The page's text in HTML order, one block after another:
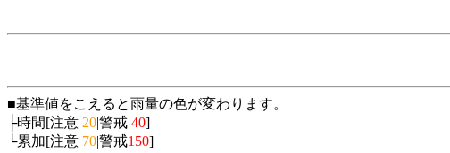
■基準値をこえると雨量の色が変わります。
├時間[注意 20|警戒 40]
└累加[注意 70|警戒150]